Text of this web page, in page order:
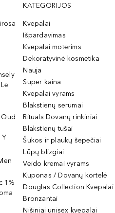
Y
1%
KATEGORIJOS
Kvepalai
Išpardavimas
Kvepalai moterims
Dekoratyvinė kosmetika
Nauja
Super kaina
Kvepalai vyrams
Blakstienų serumai
Rituals Dovanų rinkiniai
Blakstienų tušai
Šukos ir plaukų šepečiai
Lūpų blizgiai
Veido kremai vyrams
Kuponas / Dovanų kortelė
Douglas Collection Kvepalai
Bronzantai
Nišiniai unisex kvepalai